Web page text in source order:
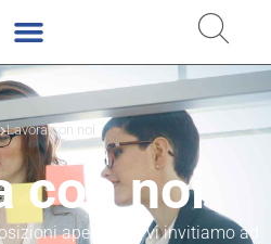
Lavora con noi
con noi
aperte, ma vi invitiamo ad